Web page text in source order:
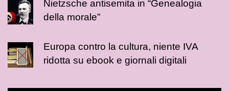
Nietzsche antisemita in “Genealogia
della morale”
Europa contro la cultura, niente IVA
ridotta su ebook e giornali digitali